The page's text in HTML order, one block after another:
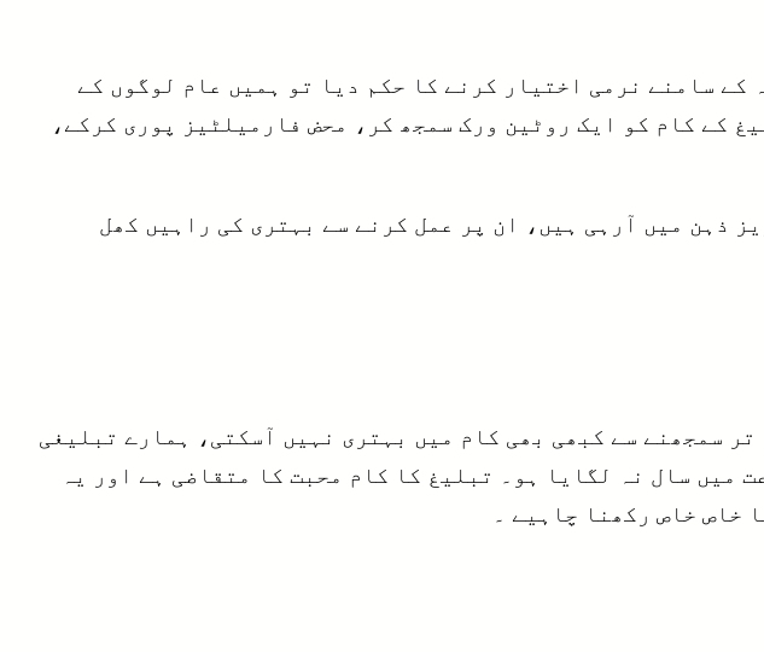
کے سامنے نرمی اختیار کرنے کا حکم دیا تو ہمیں عام لوگوں کے
کے کام کو ایک روٹین ورک سمجھ کر، محض فارمیلٹیز پوری کرکے،
ذہن میں آرہی ہیں، ان پر عمل کرنے سے بہتری کی راہیں کھل
سمجھنے سے کبھی بھی کام میں بہتری نہیں آسکتی، ہمارے تبلیغی
سال نہ لگایا ہو۔ تبلیغ کا کام محبت کا متقاضی ہے اور یہ
خاص خاص رکھنا چاہیے ۔